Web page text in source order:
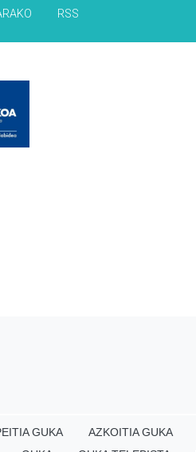
RSS
GUKA AZKOITIA GUKA